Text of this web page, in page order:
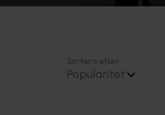
Sortera efter
Popularitet